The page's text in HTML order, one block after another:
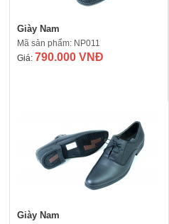
Giày Nam
Mã sản phẩm: NP011
Giá: 790.000 VNĐ
Giày Nam